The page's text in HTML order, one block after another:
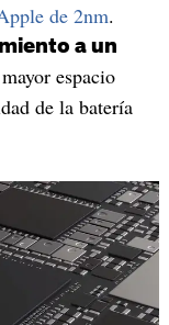
de 2nm.
a un
espacio
de la batería